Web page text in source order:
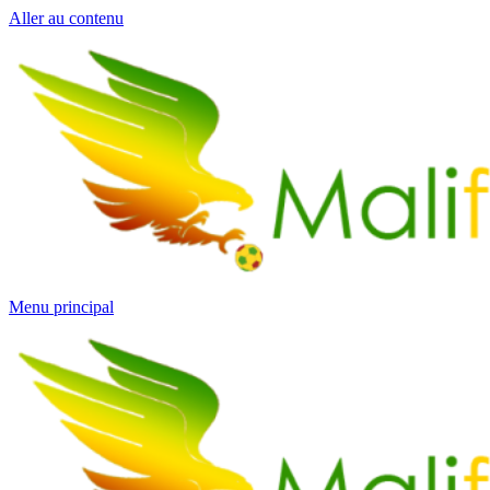
Aller au contenu
Menu principal